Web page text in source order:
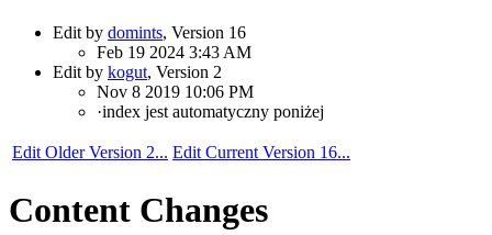
Edit by domints, Version 16
Feb 19 2024 3:43 AM
Edit by kogut, Version 2
Nov 8 2019 10:06 PM
·index jest automatyczny poniżej
Edit Older Version 2... Edit Current Version 16...
Content Changes